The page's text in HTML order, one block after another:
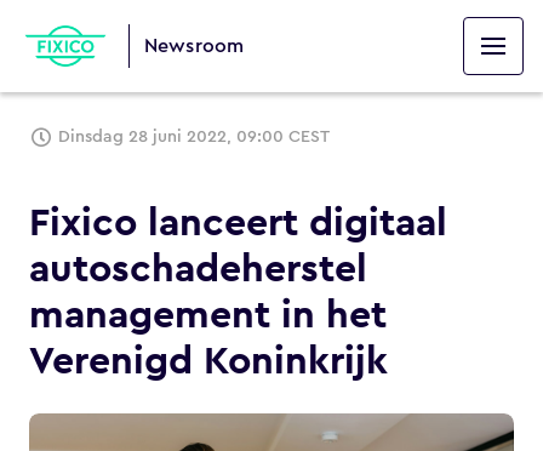
Newsroom
Dinsdag 28 juni 2022, 09:00 CEST
Fixico lanceert digitaal
autoschadeherstel
management in het
Verenigd Koninkrijk